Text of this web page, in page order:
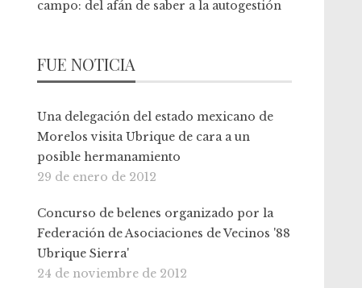
campo: del afán de saber a la autogestión
FUE NOTICIA
Una delegación del estado mexicano de
Morelos visita Ubrique de cara a un
posible hermanamiento
29 de enero de 2012
Concurso de belenes organizado por la
Federación de Asociaciones de Vecinos '88
Ubrique Sierra'
24 de noviembre de 2012